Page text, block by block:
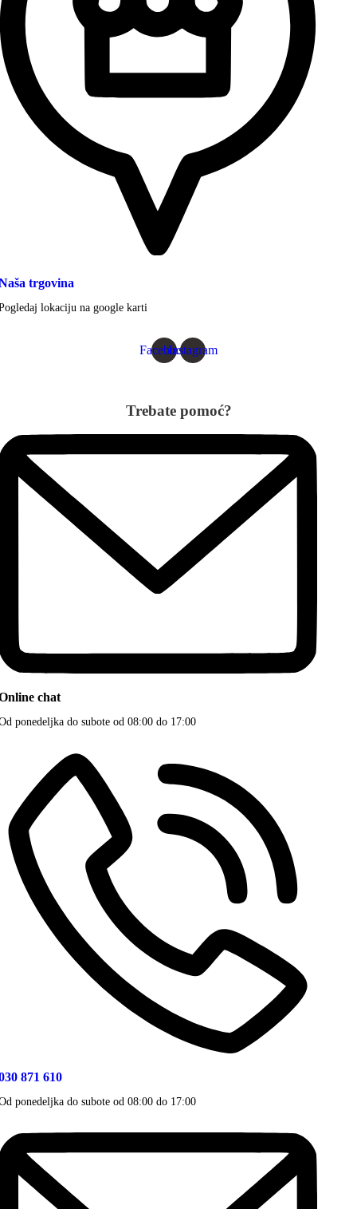
trgovina
lokaciju na google karti
FacebookInstagram
Trebate pomoć?
chat
ponedeljka do subote od 08:00 do 17:00
871 610
ponedeljka do subote od 08:00 do 17:00